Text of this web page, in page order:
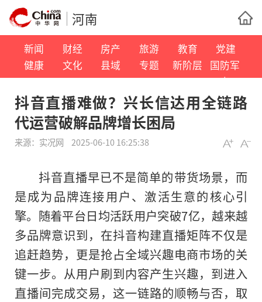
河南
新闻 财经 房产 旅游 教育
党建
健康
文化 县域 专题 新阶层
国防军
事
抖音直播难做？兴长信达用全链路
代运营破解品牌增长困局
来源： 实况网 2025-06-10 16:25:38
抖音直播早已不是简单的带货场景，而
是成为品牌连接用户、激活生意的核心引
擎。随着平台日均活跃用户突破7亿，越来越
多品牌意识到，在抖音构建直播矩阵不仅是
追赶趋势，更是抢占全域兴趣电商市场的关
键一步。从用户刷到内容产生兴趣，到进入
直播间完成交易，这一链路的顺畅与否，取